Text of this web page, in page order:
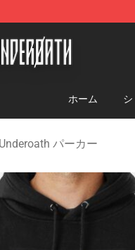
Merchandise Shop
ホーム
Underoath パーカー